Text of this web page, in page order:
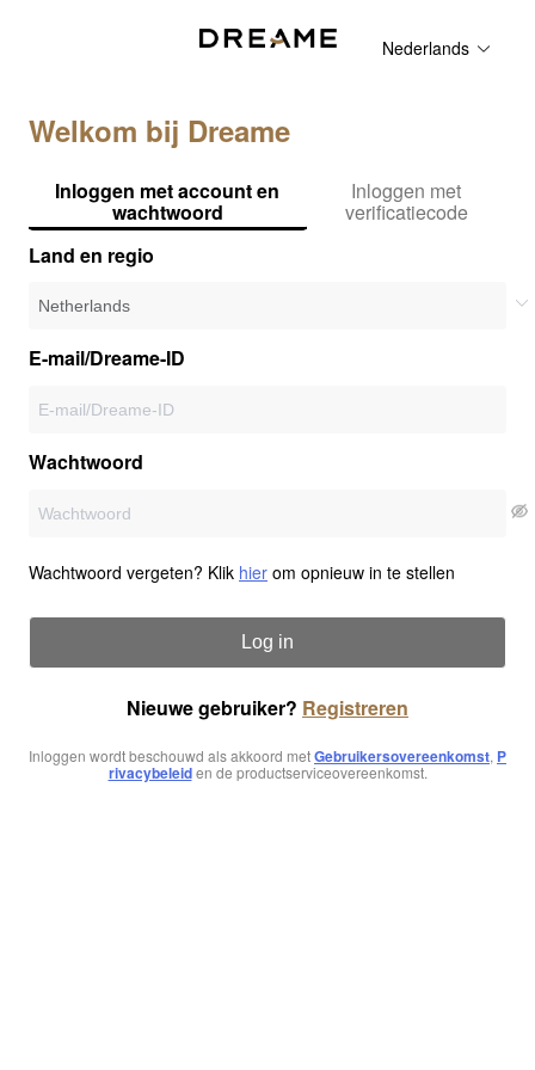
Nederlands
Welkom bij Dreame
Inloggen met account en
wachtwoord
Inloggen met
verificatiecode
Land en regio
E-mail/Dreame-ID
Wachtwoord
Wachtwoord vergeten? Klik hier om opnieuw in te stellen
Log in
Nieuwe gebruiker? Registreren
Inloggen wordt beschouwd als akkoord metGebruikersovereenkomst, P
rivacybeleiden de productserviceovereenkomst.